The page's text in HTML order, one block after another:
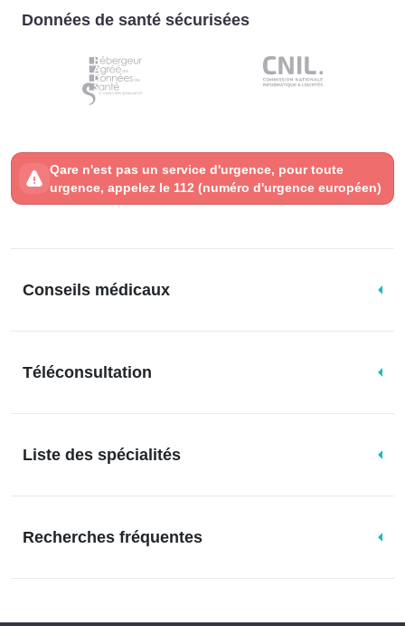
Données de santé sécurisées
Qare n'est pas un service d'urgence, pour toute
urgence, appelez le 112 (numéro d'urgence européen)
Conseils médicaux
Téléconsultation
Liste des spécialités
Recherches fréquentes